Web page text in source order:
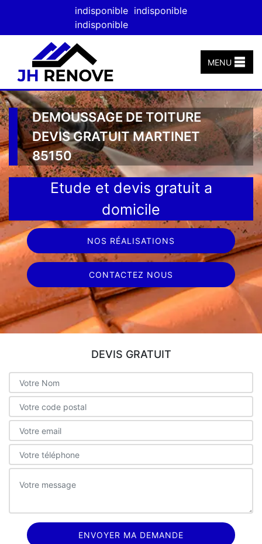
indisponible indisponible
indisponible
MENU
DEMOUSSAGE DE TOITURE
DEVIS GRATUIT MARTINET
85150
Etude et devis gratuit a
domicile
NOS RÉALISATIONS
CONTACTEZ NOUS
DEVIS GRATUIT